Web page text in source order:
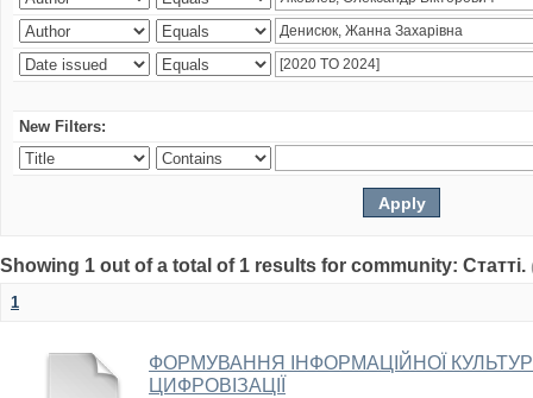
New Filters:
Showing 1 out of a total of 1 results for community: Статті.
1
ФОРМУВАННЯ ІНФОРМАЦІЙНОЇ
ЦИФРОВІЗАЦІЇ